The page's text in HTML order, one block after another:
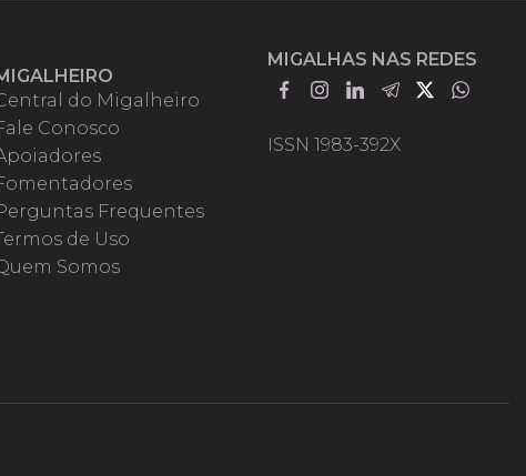
do Migalheiro
Conosco
Frequentes
de Uso
Somos
MIGALHAS NAS REDES
ISSN 1983-392X